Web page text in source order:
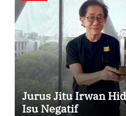
Jurus Jitu Irwan
Isu Negatif